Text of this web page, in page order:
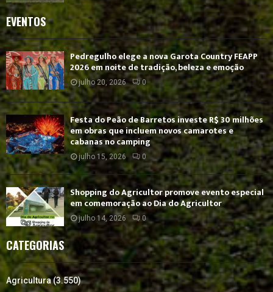
EVENTOS
Pedregulho elege a nova Garota Country FEAPP
2026 em noite de tradição, beleza e emoção
julho 20, 2026 0
Festa do Peão de Barretos investe R$ 30 milhões
em obras que incluem novos camarotes e
cabanas no camping
julho 15, 2026 0
Shopping do Agricultor promove evento especial
em comemoração ao Dia do Agricultor
julho 14, 2026 0
CATEGORIAS
Agricultura(3.550)